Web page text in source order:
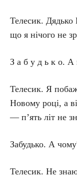
Телесик. Дядько
що я нічого не
З а б у д ь к о. А
Телесик. Я
Новому році, а
— п’ять літ не
Забудько. А
Телесик. Не